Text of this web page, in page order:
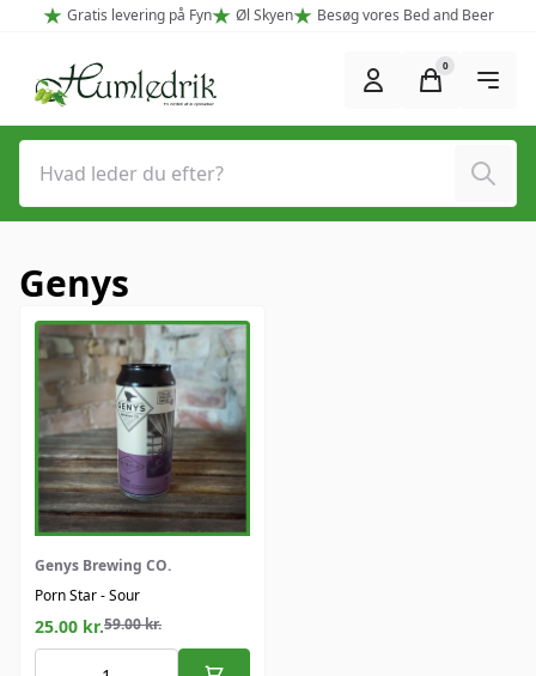
Spring til hovedindhold (Tryk Enter)
Gratis levering på Fyn Øl Skyen Besøg vores Bed and Beer
Søg
0
Genys
Genys Brewing CO.
Porn Star - Sour
25.00 kr.59.00kr.